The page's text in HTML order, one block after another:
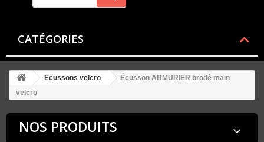
CATÉGORIES
Ecussons velcro
Écusson ARMURIER brodé main
velcro
NOS PRODUITS